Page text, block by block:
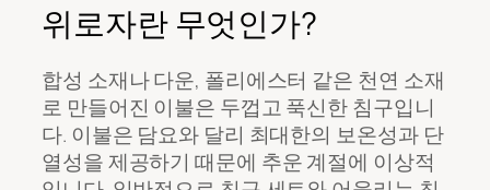
위로자란 무엇인가?
합성 소재나 다운, 폴리에스터 같은 천연 소재
로 만들어진 이불은 두껍고 푹신한 침구입니
다. 이불은 담요와 달리 최대한의 보온성과 단
열성을 제공하기 때문에 추운 계절에 이상적